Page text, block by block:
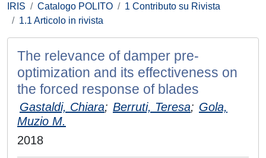
IRIS Catalogo POLITO
1 Contributo su Rivista
1.1 Articolo in rivista
The relevance of damper pre-
optimization and its effectiveness on
the forced response of blades
Gastaldi, Chiara; Berruti, Teresa; Gola,
Muzio M.
2018